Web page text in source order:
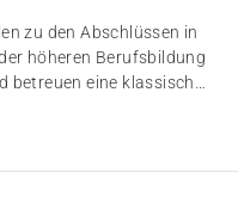
zu den Abschlüssen in
höheren Berufsbildung
eine klassische
scheinen